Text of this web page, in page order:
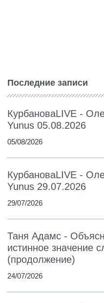
Последние записи
КурбановаLIVE -
Yunus 05.08.2026
05/08/2026
КурбановаLIVE -
Yunus 29.07.2026
29/07/2026
Таня Адамс -
истинное значение
(продолжение)
24/07/2026